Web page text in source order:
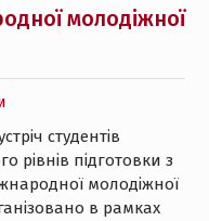
молодіжної
студентів
рівнів підготовки з
молодіжної
в рамках